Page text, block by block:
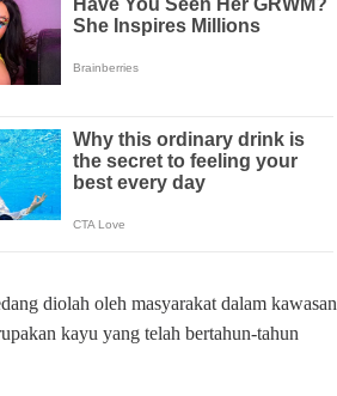
diolah oleh masyarakat dalam kawasan
kayu yang telah bertahun-tahun